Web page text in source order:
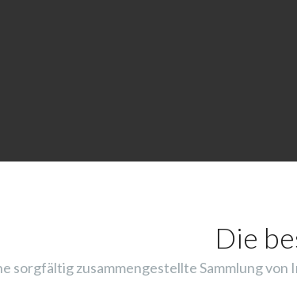
Die
sorgfältig zusammengestellte Sammlung